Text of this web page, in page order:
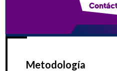
Metodología